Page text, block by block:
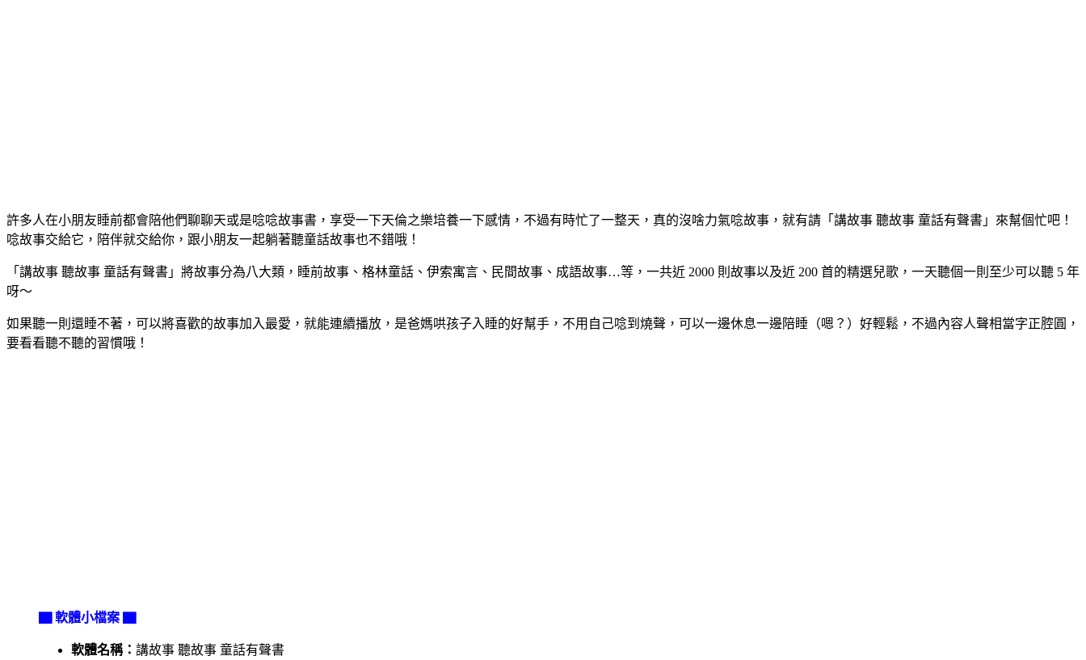
許多人在小朋友睡前都會陪他們聊聊天或是唸唸故事書，享受一下天倫之樂培養一下感情，不過有時忙了一整天，真的沒啥力氣唸故事，就有請「講故事 聽故事 童話有聲書」來幫個忙吧！
唸故事交給它，陪伴就交給你，跟小朋友一起躺著聽童話故事也不錯哦！
「講故事 聽故事 童話有聲書」將故事分為八大類，睡前故事、格林童話、伊索寓言、民間故事、成語故事…等，一共近 2000 則故事以及近 200 首的精選兒歌，一天聽個一則至少可以聽 5 年
呀～
如果聽一則還睡不著，可以將喜歡的故事加入最愛，就能連續播放，是爸媽哄孩子入睡的好幫手，不用自己唸到燒聲，可以一邊休息一邊陪睡（嗯？）好輕鬆，不過內容人聲相當字正腔圓，
要看看聽不聽的習慣哦！
▇ 軟體小檔案 ▇
軟體名稱： 講故事 聽故事 童話有聲書